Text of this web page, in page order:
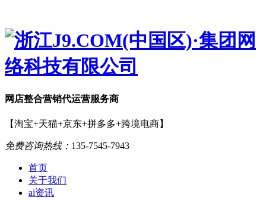
网店整合营销代运营服务商
【淘宝+天猫+京东+拼多多+跨境电商】
免费咨询热线： 135-7545-7943
首页
关于我们
ai资讯